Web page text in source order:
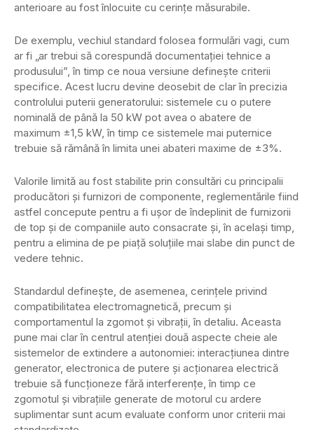
anterioare au fost înlocuite cu cerințe măsurabile.
De exemplu, vechiul standard folosea formulări vagi, cum
ar fi „ar trebui să corespundă documentației tehnice a
produsului”, în timp ce noua versiune definește criterii
specifice. Acest lucru devine deosebit de clar în precizia
controlului puterii generatorului: sistemele cu o putere
nominală de până la 50 kW pot avea o abatere de
maximum ±1,5 kW, în timp ce sistemele mai puternice
trebuie să rămână în limita unei abateri maxime de ±3%.
Valorile limită au fost stabilite prin consultări cu principalii
producători și furnizori de componente, reglementările fiind
astfel concepute pentru a fi ușor de îndeplinit de furnizorii
de top și de companiile auto consacrate și, în același timp,
pentru a elimina de pe piață soluțiile mai slabe din punct de
vedere tehnic.
Standardul definește, de asemenea, cerințele privind
compatibilitatea electromagnetică, precum și
comportamentul la zgomot și vibrații, în detaliu. Aceasta
pune mai clar în centrul atenției două aspecte cheie ale
sistemelor de extindere a autonomiei: interacțiunea dintre
generator, electronica de putere și acționarea electrică
trebuie să funcționeze fără interferențe, în timp ce
zgomotul și vibrațiile generate de motorul cu ardere
suplimentar sunt acum evaluate conform unor criterii mai